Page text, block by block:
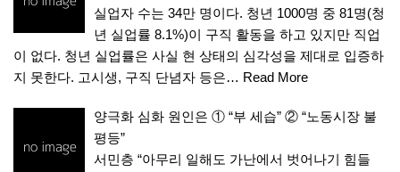
실업자 수는 34만 명이다. 청년 1000명 중 81명(청
년 실업률 8.1%)이 구직 활동을 하고 있지만 직업
이 없다. 청년 실업률은 사실 현 상태의 심각성을 제대로 입증하
지 못한다. 고시생, 구직 단념자 등은… Read More
양극화 심화 원인은 ① “부 세습” ② “노동시장 불
평등”
서민층 “아무리 일해도 가난에서 벗어나기 힘들